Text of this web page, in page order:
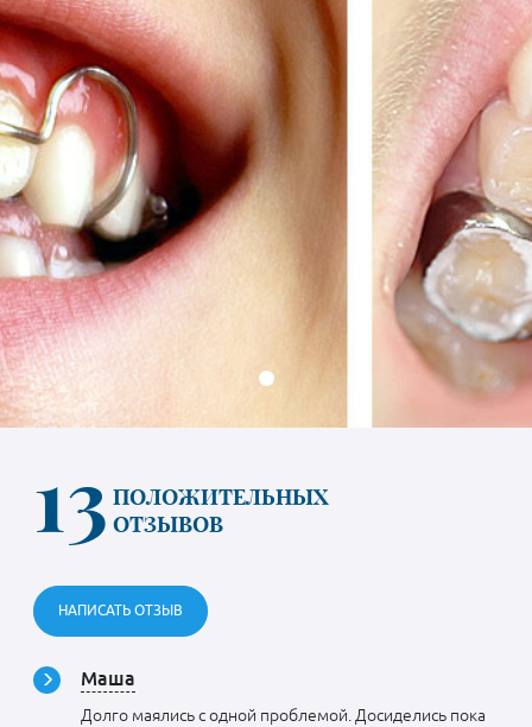
13 ПОЛОЖИТЕЛЬНЫХ
ОТЗЫВОВ
НАПИСАТЬ ОТЗЫВ
Маша
Долго маялись с одной проблемой. Досиделись пока